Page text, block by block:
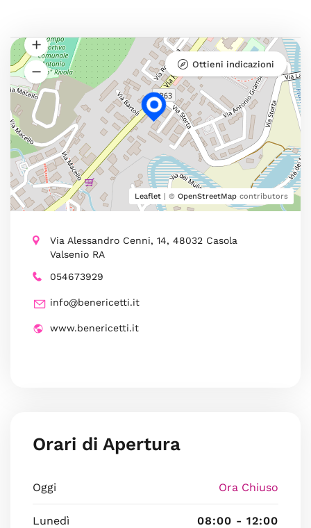
Leaflet | © OpenStreetMap contributors
Ottieni indicazioni
Via Alessandro Cenni, 14, 48032 Casola
Valsenio RA
054673929
info@benericetti.it
www.benericetti.it
Orari di Apertura
Oggi Ora Chiuso
Lunedì
08:00 - 12:00